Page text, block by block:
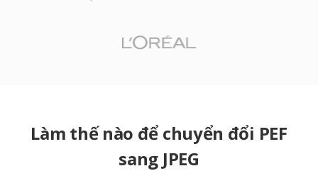
Làm thế nào để chuyển đổi PEF
sang JPEG